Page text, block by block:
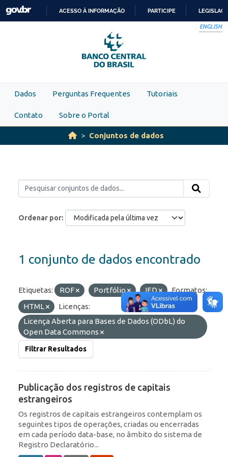
Skip to main content
PARA
O
CONTEÚDO
ACESSO À INFORMAÇÃO PARTICIPE
ENGLISH
Dados Perguntas Frequentes Tutoriais
Contato Sobre o Portal
Conjuntos de dados
Ordenar por
1 conjunto de dados encontrado
Etiquetas: ROF Portfólio IED
Formatos:
HTML
Licenças:
Licença Aberta para Bases de Dados (ODbL) do
Open Data Commons
Filtrar Resultados
Publicação dos registros de capitais
estrangeiros
Os registros de capitais estrangeiros contemplam os
seguintes tipos de operações, criadas ou encerradas
em cada período data-base, no âmbito do sistema de
Registro Declaratório...